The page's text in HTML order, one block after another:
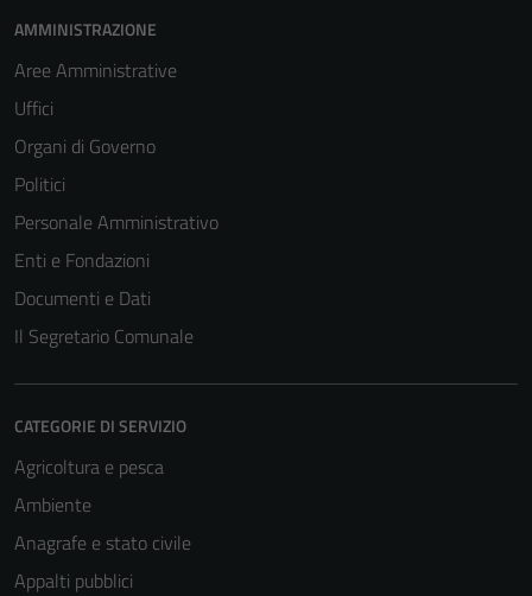
AMMINISTRAZIONE
Aree Amministrative
Uffici
Organi di Governo
Politici
Personale Amministrativo
Enti e Fondazioni
Documenti e Dati
Il Segretario Comunale
CATEGORIE DI SERVIZIO
Agricoltura e pesca
Ambiente
Anagrafe e stato civile
Appalti pubblici